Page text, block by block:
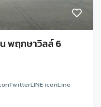
พฤกษาวิลล์ 6
iconLine